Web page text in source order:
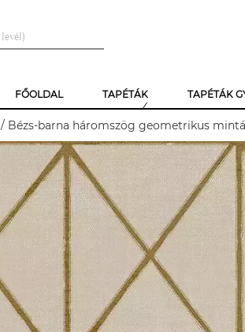
FŐOLDAL TAPÉTÁK TAPÉTÁK
/ Bézs-barna háromszög geometrikus